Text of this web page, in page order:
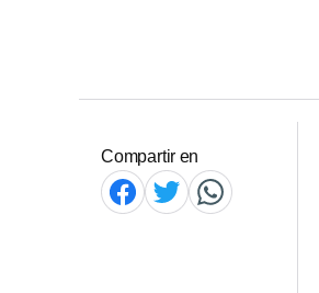
Compartir en